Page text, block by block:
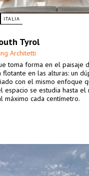
ITALIA
Tyrol
Architetti
toma forma en el paisaje
flotante en las alturas: un
con el mismo enfoque
espacio se estudia hasta el
máximo cada centímetro.